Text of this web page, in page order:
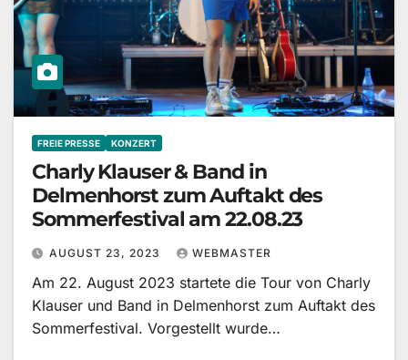
FREIE PRESSE KONZERT
Charly Klauser & Band in
Delmenhorst zum Auftakt des
Sommerfestival am 22.08.23
AUGUST 23, 2023 WEBMASTER
Am 22. August 2023 startete die Tour von Charly
Klauser und Band in Delmenhorst zum Auftakt des
Sommerfestival. Vorgestellt wurde…